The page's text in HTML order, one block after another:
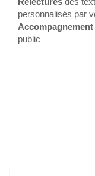
personnalisés par
Accompagnement
public